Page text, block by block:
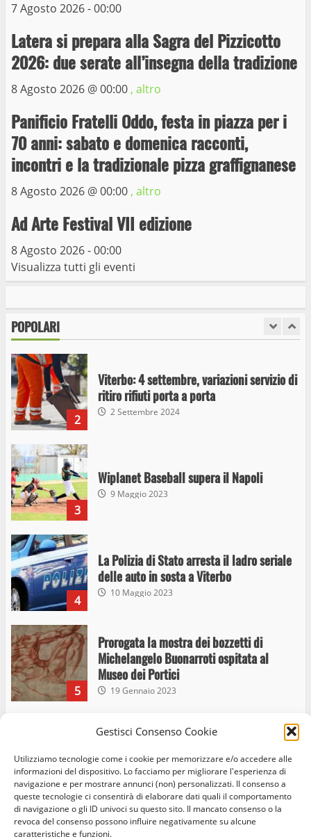
Gestisci Consenso Cookie
Utilizziamo tecnologie come i cookie per memorizzare e/o accedere alle
informazioni del dispositivo. Lo facciamo per migliorare l'esperienza di
navigazione e per mostrare annunci (non) personalizzati. Il consenso a
queste tecnologie ci consentirà di elaborare dati quali il comportamento
di navigazione o gli ID univoci su questo sito. Il mancato consenso o la
revoca del consenso possono influire negativamente su alcune
caratteristiche e funzioni.
7 Agosto 2026 - 00:00
Latera si prepara alla Sagra del Pizzicotto
2026: due serate all’insegna della tradizione
8 Agosto 2026 @00:00 , altro
Panificio Fratelli Oddo, festa in piazza per i
70 anni: sabato e domenica racconti,
incontri e la tradizionale pizza graffignanese
8 Agosto 2026 @00:00 , altro
Ad Arte Festival VII edizione
8 Agosto 2026 - 00:00
Visualizza tutti gli eventi
POPOLARI
5
Prorogata la mostra dei bozzetti di
Museo dei Portici
19 Gennaio 2023
6
capolinea al terminal Riello dal 15 al 17
giugno
15 Giugno 2023
Giochi Sportivi Studenteschi di Atletica a
Viterbo
10 Maggio 2023
I Carabinieri arrestano due giovani per
stupefacenti
2
Viterbo: 4 settembre, variazioni servizio di
ritiro rifiuti porta a porta
2 Settembre 2024
3
Wiplanet Baseball supera il Napoli
9 Maggio 2023
4
La Polizia di Stato arresta il ladro seriale
delle auto in sosta a Viterbo
10 Maggio 2023
5
Prorogata la mostra dei bozzetti di
Michelangelo Buonarroti ospitata al
Museo dei Portici
19 Gennaio 2023
6
Trasporto pubblico locale, trasferimento
giugno
15 Giugno 2023
Giochi Sportivi Studenteschi di Atletica a